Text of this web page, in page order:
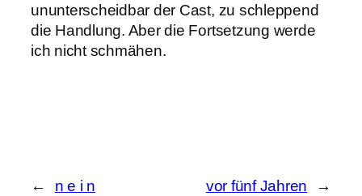
ununterscheidbar der Cast, zu schleppend
die Handlung. Aber die Fortsetzung werde
ich nicht schmähen.
← n e i n vor fünf Jahren →